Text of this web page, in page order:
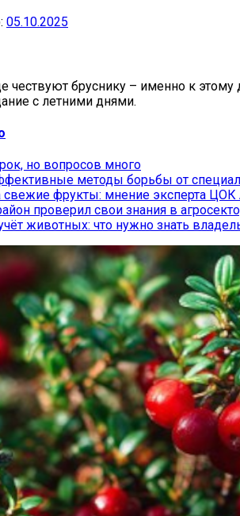
05.10.2025
чествуют бруснику – именно к
с летними днями.
но вопросов много
методы борьбы от
свежие фрукты: мнение эксперта
проверил свои знания в
животных: что нужно знать